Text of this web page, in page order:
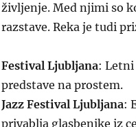
življenje. Med njimi so
razstave. Reka je tudi
Festival Ljubljana: Letni
predstave na prostem.
Jazz Festival Ljubljana:
privablja glasbenike iz